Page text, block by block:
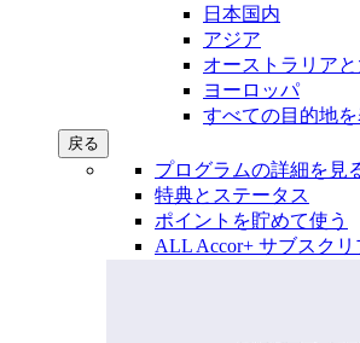
日本国内
アジア
オーストラリア
ヨーロッパ
すべての目的地
戻る
プログラムの詳細を見
特典とステータス
ポイントを貯めて使う
ALL Accor+ サブスクリ